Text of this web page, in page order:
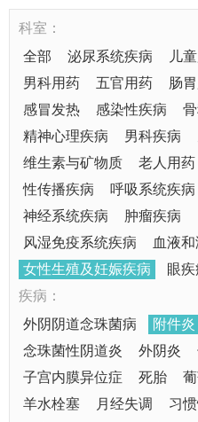
科室：
全部
泌尿系统疾病 儿
男科用药
五官用药 肠
感冒发热
感染性疾病
精神心理疾病
男科疾病
维生素与矿物质
老人用药
性传播疾病
呼吸系统疾病
神经系统疾病
肿瘤疾病
风湿免疫系统疾病
血液
女性生殖及妊娠疾病
眼疾
疾病：
外阴阴道念珠菌病
附件炎
念珠菌性阴道炎
外阴炎
子宫内膜异位症
死胎
羊水栓塞
月经失调 习